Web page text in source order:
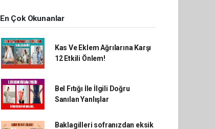
En Çok Okunanlar
Kas Ve Eklem Ağrılarına Karşı
12 Etkili Önlem!
Bel Fıtığı İle İlgili Doğru
Sanılan Yanlışlar
Baklagilleri sofranızdan eksik